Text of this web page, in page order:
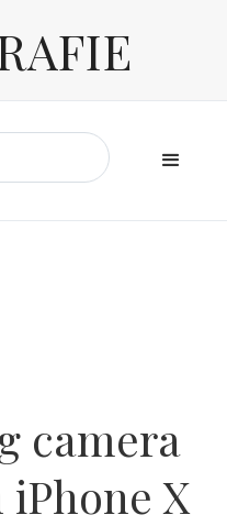
camera
iPhone X